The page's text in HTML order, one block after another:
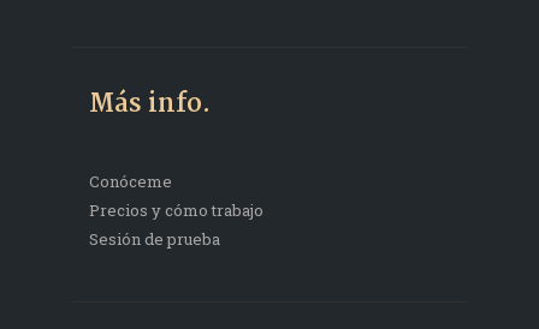
Más info.
Conóceme
Precios y cómo trabajo
Sesión de prueba